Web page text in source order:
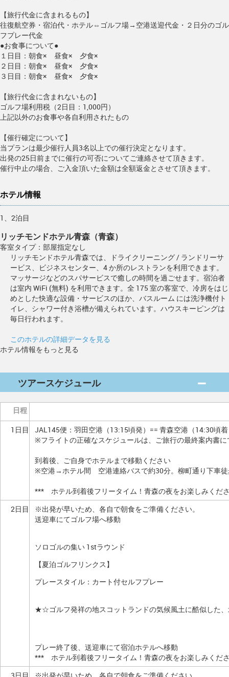
【旅行代金に含まれるもの】
往復航空券・宿泊代・ホテル⇔ゴルフ場→空港送迎代金・２日分のゴル
フプレー代金
●お食事について●
１日目：朝食× 昼食× 夕食×
２日目：朝食× 昼食× 夕食×
３日目：朝食× 昼食× 夕食×
【旅行代金に含まれないもの】
ゴルフ場利用税（2日目：1,000円）
上記以外のお食事や各自利用されたもの
【催行確定について】
当プランは最少催行人員3名以上での催行決定となります。
出発の25日前までに催行の可否についてご連絡させて頂きます。
催行中止の場合、ご入金頂いた金額は全額返金とさせて頂きます。
ホテル情報
1、2泊目
リッチモンドホテル青森（青森）
客室タイプ：部屋指定なし
リッチモンドホテル青森では、ドライクリーニング / ランドリーサ
ービス、ビジネスセンター、4 か所のレストランを利用できます。
マッサージなどのスパサービスで癒しの時間を過ごせます。宿泊者
は室内 WiFi (無料) を利用できます。全 175 室の客室で、冷房をはじ
めとした快適な設備・サービスのほか、バスルーム には洗浄機付ト
イレ、シャワー付き浴槽が備えられています。ハウスキーピングは
毎日行われます。
このホテルの詳細データを見る
ホテル情報をもっと見る
ツアースケジュール
日程
1日目
JAL145便：羽田空港（13:15頃発）== 青森空港（14:30頃
※フライトの正確なスケジュールは、ご旅行の最終案内書
到着後、ご自身でホテルまで移動ください
※空港→ホテル間 空港連絡バスで約30分。柳町通り下車徒
*** ホテル到着後フリータイム！青森の夜をお楽しみく
2日目
※出発が早いため、各自で朝食をご準備ください。
送迎車にてゴルフ場へ移動
ソロゴルの集い 1stラウンド
【夏泊ゴルフリンクス】
プレースタイル：カート付セルフプレー
★☆ゴルフ発祥の地スコットランドの気候風土に酷似した
プレー終了後、送迎車にて宿泊ホテルへ移動
*** ホテル到着後フリータイム！青森の夜をお楽しみく